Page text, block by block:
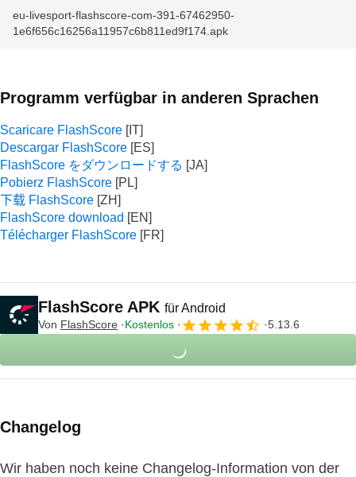
eu-livesport-flashscore-com-391-67462950-
1e6f656c16256a11957c6b811ed9f174.apk
Programm verfügbar in anderen Sprachen
Scaricare FlashScore
Descargar FlashScore
FlashScore をダウンロードする
Pobierz FlashScore
下载 FlashScore
FlashScore download
Télécharger FlashScore
FlashScore APK für Android
Von FlashScore Kostenlos 5.13.6
Changelog
Wir haben noch keine Changelog-Information von der